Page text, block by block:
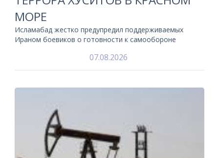
МОРЕ
Исламабад жестко предупредил поддерживаемых
Ираном боевиков о готовности к самообороне
07.08.2026